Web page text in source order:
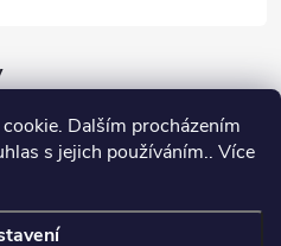
Dalším procházením
s jejich používáním.. Více